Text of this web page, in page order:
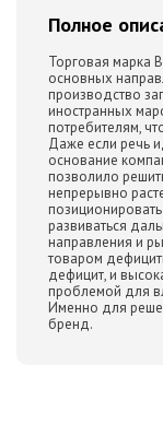
Полное
Торговая марка
основных
производство
иностранных
потребителям,
Даже если речь
основание
позволило
непрерывно
развиваться
направления и
товаром
дефицит, и
проблемой для
Именно для
бренд.